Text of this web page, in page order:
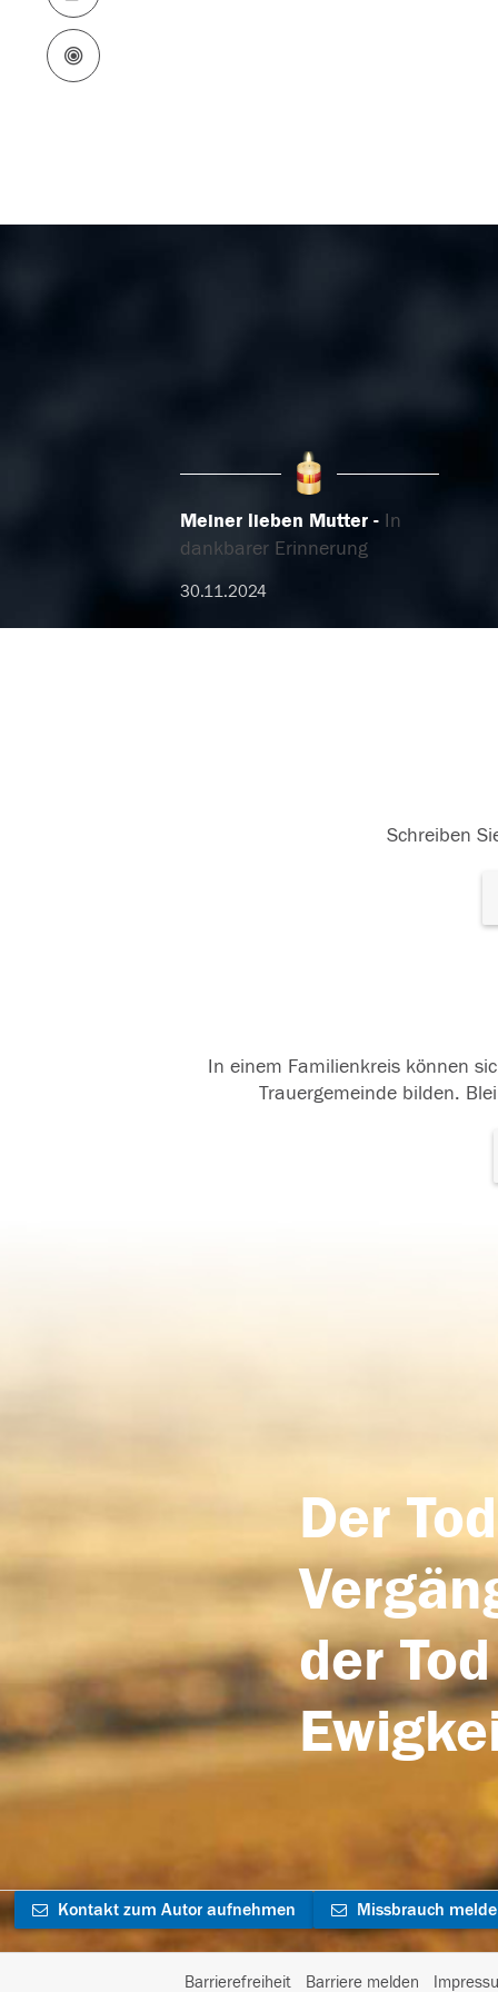
Meiner lieben Mutter
In
dankbarer Erinnerung
30.11.2024
Schreiben
In einem Familienkreis können
Trauergemeinde bilden.
Der
der
Kontakt zum Autor aufnehmen Missbrauch
Barrierefreiheit Barriere melden